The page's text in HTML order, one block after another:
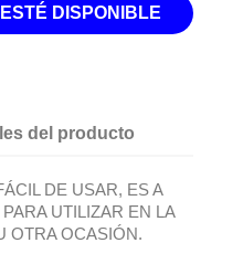
DISPONIBLE
del producto
DE USAR, ES A
UTILIZAR EN LA
OTRA OCASIÓN.